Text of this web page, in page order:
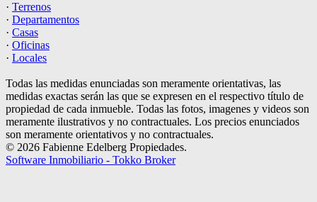
· Terrenos
· Departamentos
· Casas
· Oficinas
· Locales
Todas las medidas enunciadas son meramente orientativas, las
medidas exactas serán las que se expresen en el respectivo título de
propiedad de cada inmueble. Todas las fotos, imagenes y videos son
meramente ilustrativos y no contractuales. Los precios enunciados
son meramente orientativos y no contractuales.
© 2026 Fabienne Edelberg Propiedades.
Software Inmobiliario - Tokko Broker